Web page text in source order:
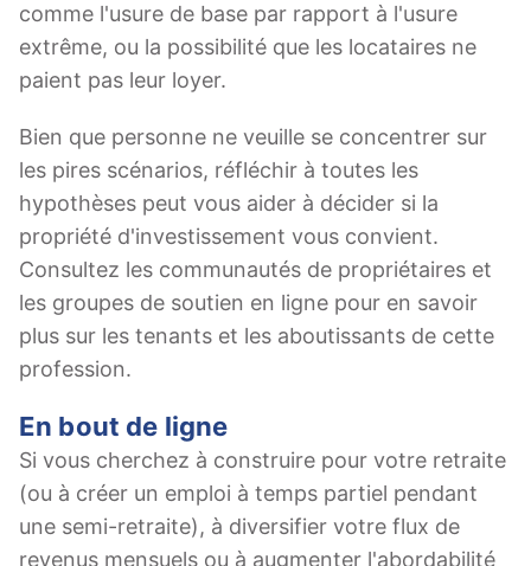
comme l'usure de base par rapport à l'usure
extrême, ou la possibilité que les locataires ne
paient pas leur loyer.
Bien que personne ne veuille se concentrer sur
les pires scénarios, réfléchir à toutes les
hypothèses peut vous aider à décider si la
propriété d'investissement vous convient.
Consultez les communautés de propriétaires et
les groupes de soutien en ligne pour en savoir
plus sur les tenants et les aboutissants de cette
profession.
En bout de ligne
Si vous cherchez à construire pour votre retraite
(ou à créer un emploi à temps partiel pendant
une semi-retraite), à ​​diversifier votre flux de
revenus mensuels ou à augmenter l'abordabilité